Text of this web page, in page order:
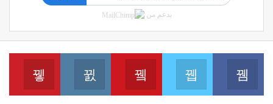
بدعم من
Facebook
انضم الينا على الفايسبوك
Twitter
انضم الينا على التويتر
Youtube
انضم الينا على اليوتيب
Instagram
انضم الينا على